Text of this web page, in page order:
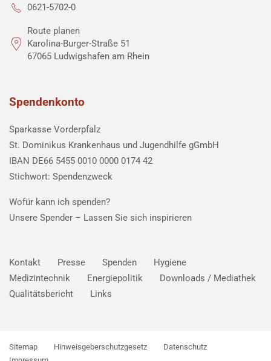
0621-5702-0
Route planen
Karolina-Burger-Straße 51
67065 Ludwigshafen am Rhein
Spendenkonto
Sparkasse Vorderpfalz
St. Dominikus Krankenhaus und Jugendhilfe gGmbH
IBAN DE66 5455 0010 0000 0174 42
Stichwort: Spendenzweck
Wofür kann ich spenden?
Unsere Spender – Lassen Sie sich inspirieren
Kontakt Presse Spenden
Hygiene
Medizintechnik
Energiepolitik
Downloads / Mediathek
Qualitätsbericht
Links
Sitemap Hinweisgeberschutzgesetz
Datenschutz